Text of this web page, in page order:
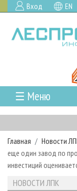
Вход EN
☰ Меню
ГЛАВНАЯ
РУБРИКИ И ТЕМЫ
РУБРИКИ
ЛЕСНОЕ
ЛЕСОЗАГОТОВКА
НОВОСТИ
КАЛЕНДАРЬ
НОВОСТИ ЛПК
ПРОЕКТЫ ЛПИ
АНАЛИТИКА
АРХИВ
Главная Новости
еще один завод по
инвестиций
НОВОСТИ ЛПК